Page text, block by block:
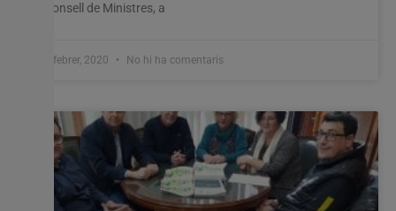
Consell de Ministres, a
4 febrer, 2020 No hi ha comentaris